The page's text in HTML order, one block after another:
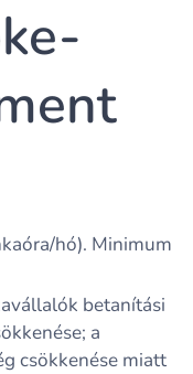
hó). Minimum
betanítási
a
csökkenése miatt